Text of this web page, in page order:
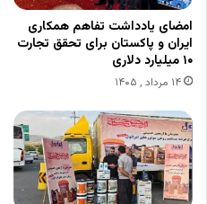
امضای یادداشت تفاهم همکاری
ایران و پاکستان برای تحقق تجارت
۱۰ میلیارد دلاری
۱۴ مرداد , ۱۴۰۵